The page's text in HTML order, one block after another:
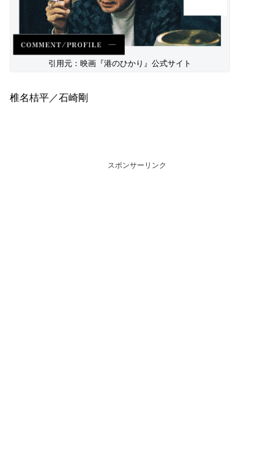
引用元：映画『港のひかり』公式サイト
椎名桔平／石崎剛
スポンサーリンク